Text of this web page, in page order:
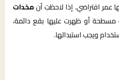
عمر افتراضي. إذا لاحظتِ أنمخدات
أو ظهرت عليها بقع دائمة،
ويجب استبدالها.